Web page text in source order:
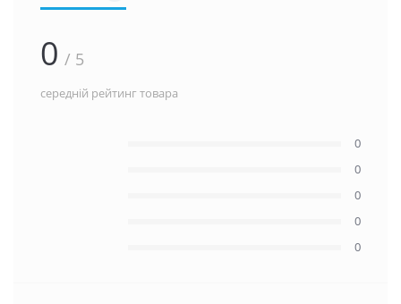
0 / 5
середній рейтинг товара
0
0
0
0
0